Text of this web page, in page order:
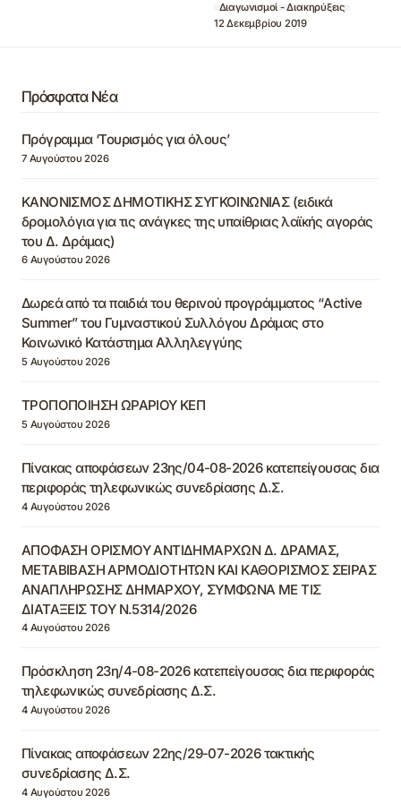
Διαγωνισμοί - Διακηρύξεις
12 Δεκεμβρίου 2019
Πρόσφατα Νέα
Πρόγραμμα ‘Τουρισμός για όλους’
7 Αυγούστου 2026
ΚΑΝΟΝΙΣΜΟΣ ΔΗΜΟΤΙΚΗΣ ΣΥΓΚΟΙΝΩΝΙΑΣ (ειδικά
δρομολόγια για τις ανάγκες της υπαίθριας λαϊκής αγοράς
του Δ. Δράμας)
6 Αυγούστου 2026
Δωρεά από τα παιδιά του θερινού προγράμματος “Active
Summer” του Γυμναστικού Συλλόγου Δράμας στο
Κοινωνικό Κατάστημα Αλληλεγγύης
5 Αυγούστου 2026
ΤΡΟΠΟΠΟΙΗΣΗ ΩΡΑΡΙΟΥ ΚΕΠ
5 Αυγούστου 2026
Πίνακας αποφάσεων 23ης/04-08-2026 κατεπείγουσας δια
περιφοράς τηλεφωνικώς συνεδρίασης Δ.Σ.
4 Αυγούστου 2026
ΑΠΟΦΑΣΗ ΟΡΙΣΜΟΥ ΑΝΤΙΔΗΜΑΡΧΩΝ Δ. ΔΡΑΜΑΣ,
ΜΕΤΑΒΙΒΑΣΗ ΑΡΜΟΔΙΟΤΗΤΩΝ ΚΑΙ ΚΑΘΟΡΙΣΜΟΣ ΣΕΙΡΑΣ
ΑΝΑΠΛΗΡΩΣΗΣ ΔΗΜΑΡΧΟΥ, ΣΥΜΦΩΝΑ ΜΕ ΤΙΣ
ΔΙΑΤΑΞΕΙΣ ΤΟΥ Ν.5314/2026
4 Αυγούστου 2026
Πρόσκληση 23η/4-08-2026 κατεπείγουσας δια περιφοράς
τηλεφωνικώς συνεδρίασης Δ.Σ.
4 Αυγούστου 2026
Πίνακας αποφάσεων 22ης/29-07-2026 τακτικής
συνεδρίασης Δ.Σ.
4 Αυγούστου 2026